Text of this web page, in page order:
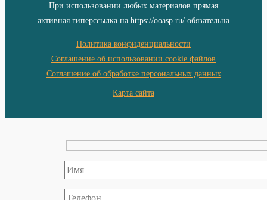
При использовании любых материалов прямая
активная гиперссылка на https://ooasp.ru/ обязательна
Политика конфиденциальности
Соглашение об использовании cookie файлов
Соглашение об обработке персональных данных
Карта сайта